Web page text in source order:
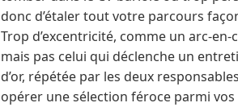
donc d’étaler tout votre parcours
Trop d’excentricité, comme un arc-
mais pas celui qui déclenche un
d’or, répétée par les deux
opérer une sélection féroce parmi